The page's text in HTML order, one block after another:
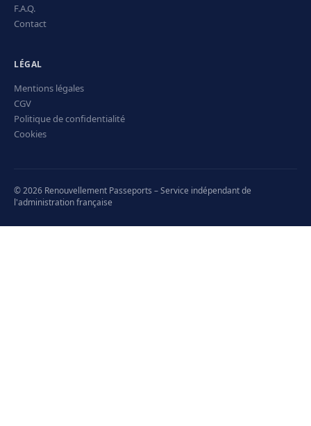
F.A.Q.
Contact
LÉGAL
Mentions légales
CGV
Politique de confidentialité
Cookies
© 2026 Renouvellement Passeports – Service indépendant de
l'administration française